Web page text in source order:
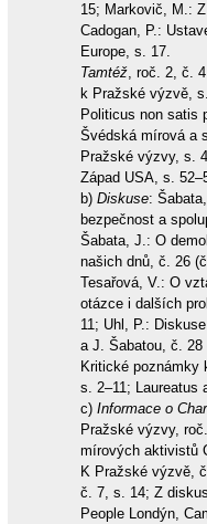
15; Markovič, M.:
Cadogan, P.:
Europe, s. 17.
Tamtéž, roč. 2, č.
k Pražské výzvě,
Politicus non satis
Švédská mírová a
Pražské výzvy, s.
Západ USA, s.
b) Diskuse:
bezpečnost a
Šabata, J.: O
našich dnů, č. 26
Tesařová, V.: O
otázce i dalších
11; Uhl, P.:
a J. Šabatou, č. 28
Kritické poznámky
s. 2–11; Laureatus
c) Informace o
Pražské výzvy,
mírových aktivistů
K Pražské výzvě,
č. 7, s. 14; Z
People Londýn,